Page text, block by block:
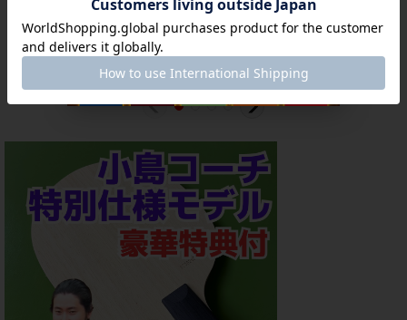
05[Dignics05]
7,800円(税別)
税込: 8,580円)
グレイザー
09C[GRAYZER09C]
4,600
(税込: 5,060円)
ハイブリッド
K3[HybridK3]
(税込: 7,128円)